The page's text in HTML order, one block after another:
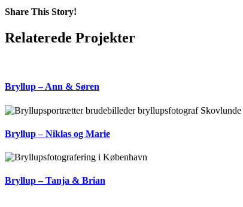
Share This Story!
Facebook
X
Relaterede Projekter
Bryllup – Ann & Søren
Bryllup – Niklas og Marie
Bryllup – Tanja & Brian